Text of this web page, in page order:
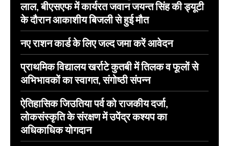
लाल, बीएसएफ में कार्यरत जवान जयन्त सिंह की ड्यूटी
के दौरान आकाशीय बिजली से हुई मौत
नए राशन कार्ड के लिए जल्द जमा करें आवेदन
प्राथमिक विद्यालय खर्राटे कुतबी में तिलक व फूलों से
अभिभावकों का स्वागत, संगोष्ठी संपन्न
ऐतिहासिक जिउतिया पर्व को राजकीय दर्जा,
लोकसंस्कृति के संरक्षण में उपेंद्र कश्यप का
अधिकाधिक योगदान